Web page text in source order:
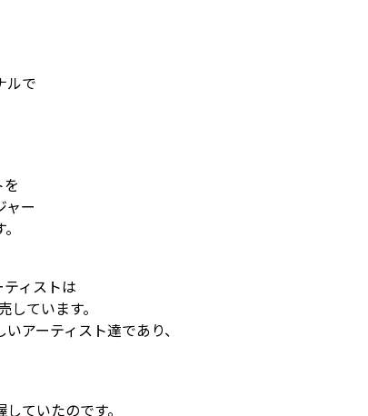
ルで
ャー
ティストは
ています。
アーティスト達であり、
ていたのです。